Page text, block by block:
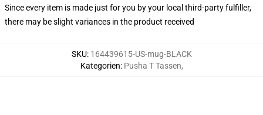
Since every item is made just for you by your local third-party fulfiller,
there may be slight variances in the product received
SKU: 164439615-US-mug-BLACK
Kategorien: Pusha T Tassen,